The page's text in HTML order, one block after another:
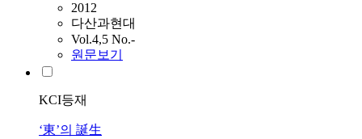
2012
다산과현대
Vol.4,5 No.-
원문보기
KCI등재
‘東’의 誕生